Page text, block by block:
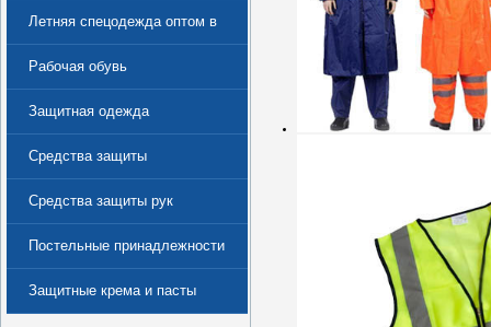
спецодежда
Летняя спецодежда оптом в
Екатеринбурге
Рабочая обувь
Защитная одежда
Средства защиты
Средства защиты рук
Постельные принадлежности
Защитные крема и пасты